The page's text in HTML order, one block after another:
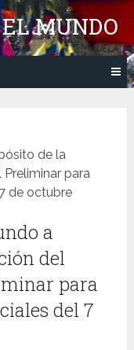
MUNDO
de la
para
de octubre
a
del
para
del 7